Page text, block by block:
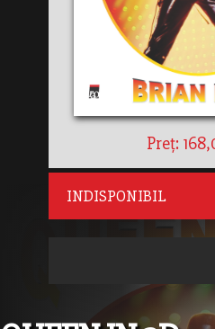
Preț:
INDISPONIBIL